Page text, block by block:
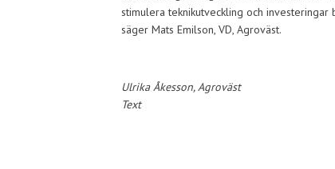
stimulera teknikutveckling och
säger Mats Emilson, VD, Agroväst.
Ulrika Åkesson, Agroväst
Text